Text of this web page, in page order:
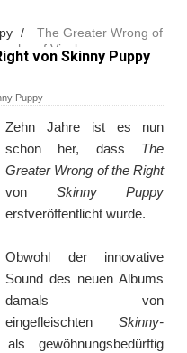
/
The Greater Wrong of
auf Vinyl
von Skinny Puppy
Puppy
Zehn Jahre ist es nun
schon her, dass The
Greater Wrong of the Right
von Skinny Puppy
erstveröffentlicht wurde.
Obwohl der innovative
Sound des neuen Albums
damals von
eingefleischtenSkinny-
gewöhnungsbedürftig